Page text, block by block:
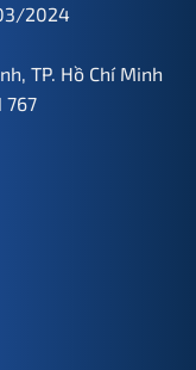
2024
TP. Hồ Chí Minh
767